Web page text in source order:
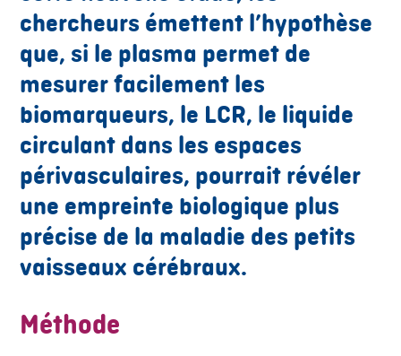
chercheurs émettent l’hypothèse
que, si le plasma permet de
mesurer facilement les
biomarqueurs, le LCR, le liquide
circulant dans les espaces
périvasculaires, pourrait révéler
une empreinte biologique plus
précise de la maladie des petits
vaisseaux cérébraux.
Méthode